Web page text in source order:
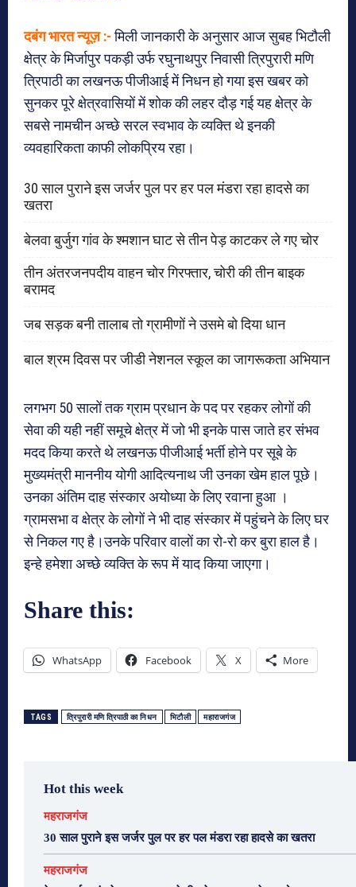
दबंग भारत न्यूज़ :-मिली जानकारी के अनुसार आज सुबह भिटौली
क्षेत्र के मिर्जापुर पकड़ी उर्फ रघुनाथपुर निवासी त्रिपुरारी मणि
त्रिपाठी का लखनऊ पीजीआई में निधन हो गया इस खबर को
सुनकर पूरे क्षेत्रवासियों में शोक की लहर दौड़ गई यह क्षेत्र के
सबसे नामचीन अच्छे सरल स्वभाव के व्यक्ति थे इनकी
व्यवहारिकता काफी लोकप्रिय रहा।
30 साल पुराने इस जर्जर पुल पर हर पल मंडरा रहा हादसे का
खतरा
बेलवा बुर्जुग गांव के श्मशान घाट से तीन पेड़ काटकर ले गए चोर
तीन अंतरजनपदीय वाहन चोर गिरफ्तार, चोरी की तीन बाइक
बरामद
जब सड़क बनी तालाब तो ग्रामीणों ने उसमे बो दिया धान
बाल श्रम दिवस पर जीडी नेशनल स्कूल का जागरूकता अभियान
लगभग 50 सालों तक ग्राम प्रधान के पद पर रहकर लोगों की
सेवा की यही नहीं समूचे क्षेत्र में जो भी इनके पास जाते हर संभव
मदद किया करते थे लखनऊ पीजीआई भर्ती होने पर सूबे के
मुख्यमंत्री माननीय योगी आदित्यनाथ जी उनका खेम हाल पूछे।
उनका अंतिम दाह संस्कार अयोध्या के लिए रवाना हुआ ।
ग्रामसभा व क्षेत्र के लोगों ने भी दाह संस्कार में पहुंचने के लिए घर
से निकल गए है।उनके परिवार वालों का रो-रो कर बुरा हाल है।
इन्हे हमेशा अच्छे व्यक्ति के रूप में याद किया जाएगा।
Share this:
WhatsApp Facebook X More
TAGS त्रिपुरारी मणि त्रिपाठी का निधन भिटौली महाराजगंज
Hot this week
महराजगंज
30 साल पुराने इस जर्जर पुल पर हर पल मंडरा रहा हादसे का खतरा
महराजगंज